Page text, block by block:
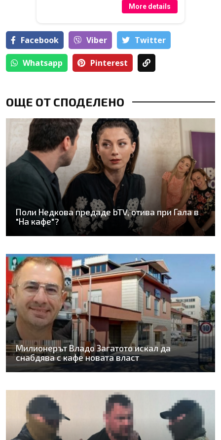
More details
Facebook Viber Тwitter
Whatsapp Pinterest
ОЩЕ ОТ СПОДЕЛЕНО
Поли Недкова предаде bTV, отива при Гала в
"На кафе"?
Милионерът Владо Загатото искал да
снабдява с кафе новата власт